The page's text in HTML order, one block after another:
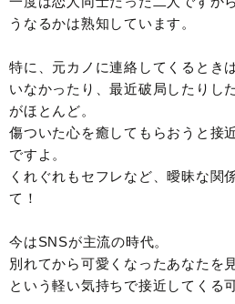
うなるかは熟知しています。
特に、元カノに連絡してくるとき
いなかったり、最近破局したりし
がほとんど。
傷ついた心を癒してもらおうと接
ですよ。
くれぐれもセフレなど、曖昧な関
て！
今はSNSが主流の時代。
別れてから可愛くなったあなたを
という軽い気持ちで接近してくる